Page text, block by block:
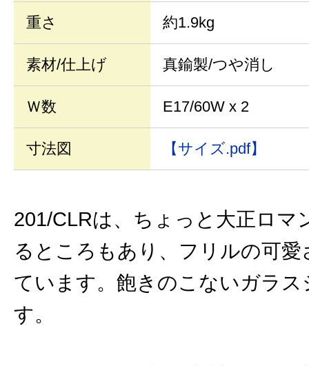
重さ 約1.9kg
素材/仕上げ 真鍮製/つや消し
Ｗ数 E17/60W x 2
寸法図 【サイズ.pdf】
201/CLRは、ちょっと大正ロマ
るところもあり、フリルの可愛
ています。飽きのこないガラス
す。